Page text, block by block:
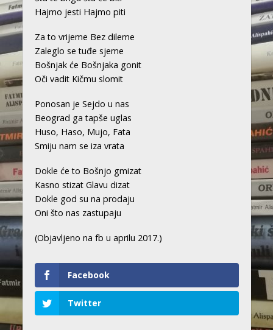
Hajmo jesti Hajmo piti
Za to vrijeme Bez dileme
Zaleglo se tuđe sjeme
Bošnjak će Bošnjaka gonit
Oči vadit Kičmu slomit
Ponosan je Sejdo u nas
Beograd ga tapše uglas
Huso, Haso, Mujo, Fata
Smiju nam se iza vrata
Dokle će to Bošnjo gmizat
Kasno stizat Glavu dizat
Dokle god su na prodaju
Oni što nas zastupaju
(Objavljeno na fb u aprilu 2017.)
Facebook
Twitter